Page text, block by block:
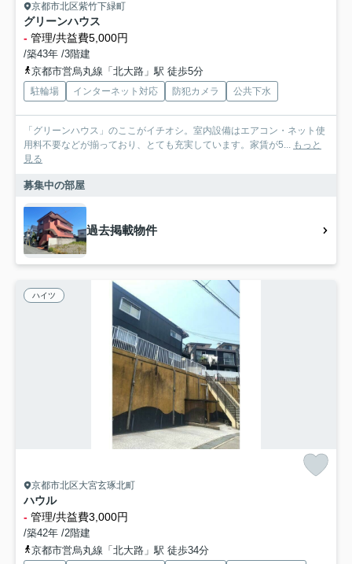
京都市北区紫竹下緑町
グリーンハウス
- 管理/共益費5,000円
/築43年 /3階建
京都市営烏丸線「北大路」駅 徒歩5分
駐輪場 インターネット対応 防犯カメラ 公共下水
「グリーンハウス」のここがイチオシ。室内設備はエアコン・ネット使
用料不要などが揃っており、とても充実しています。家賃が5... もっと
見る
募集中の部屋
過去掲載物件
ハイツ
京都市北区大宮玄琢北町
ハウル
- 管理/共益費3,000円
/築42年 /2階建
京都市営烏丸線「北大路」駅 徒歩34分